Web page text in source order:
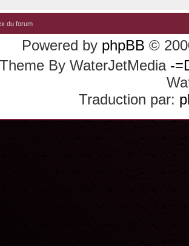
du forum
Powered by phpBB ©
Theme By WaterJetMedia -
Traduction par: